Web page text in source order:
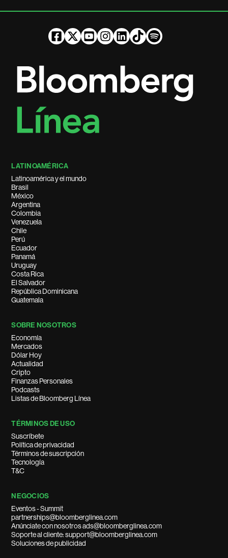
LATINOAMÉRICA
Latinoamérica y el mundo
Brasil
México
Argentina
Colombia
Venezuela
Chile
Perú
Ecuador
Panamá
Uruguay
Costa Rica
El Salvador
República Dominicana
Guatemala
SOBRE NOSOTROS
Economía
Mercados
Dólar Hoy
Actualidad
Cripto
Finanzas Personales
Podcasts
Listas de Bloomberg Línea
TÉRMINOS DE USO
Suscríbete
Política de privacidad
Términos de suscripción
Tecnología
T&C
NEGOCIOS
Eventos - Summit
partnerships@bloomberglinea.com
Anúnciate con nosotros ads@bloomberglinea.com
Soporte al cliente: support@bloomberglinea.com
Soluciones de publicidad